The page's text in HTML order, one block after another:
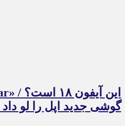
گوشی جدید اپل را لو